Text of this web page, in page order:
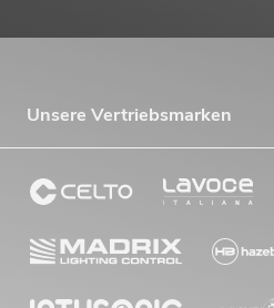
Unsere Vertriebsmarken